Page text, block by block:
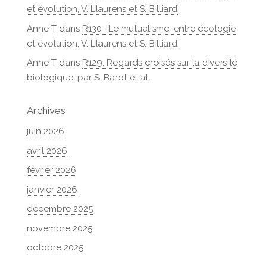
et évolution, V. Llaurens et S. Billiard
Anne Tdans R130 : Le mutualisme, entre écologie
et évolution, V. Llaurens et S. Billiard
Anne Tdans R129: Regards croisés sur la diversité
biologique, par S. Barot et al.
Archives
juin 2026
avril 2026
février 2026
janvier 2026
décembre 2025
novembre 2025
octobre 2025